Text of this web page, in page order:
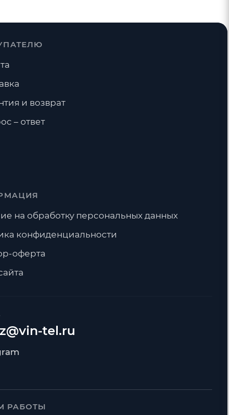
tel.ru
РАБОТЫ
и возврат
– ответ
на обработку персональных данных
конфиденциальности
оферта